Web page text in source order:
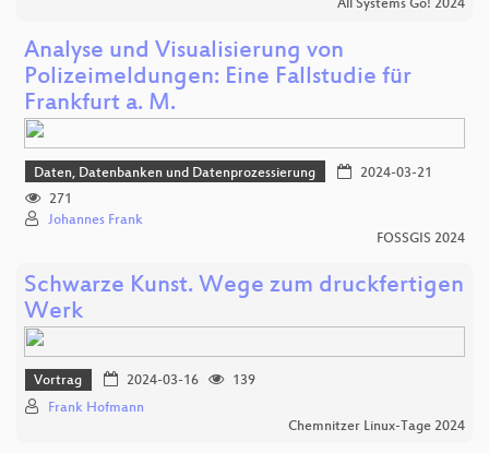
All Systems Go! 2024
Analyse und Visualisierung von
Polizeimeldungen: Eine Fallstudie für
Frankfurt a. M.
Daten, Datenbanken und Datenprozessierung
2024-03-21
271
Johannes Frank
FOSSGIS 2024
Schwarze Kunst. Wege zum druckfertigen
Werk
Vortrag 2024-03-16
139
Frank Hofmann
Chemnitzer Linux-Tage 2024